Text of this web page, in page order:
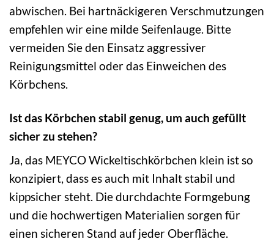
abwischen. Bei hartnäckigeren Verschmutzungen
empfehlen wir eine milde Seifenlauge. Bitte
vermeiden Sie den Einsatz aggressiver
Reinigungsmittel oder das Einweichen des
Körbchens.
Ist das Körbchen stabil genug, um auch gefüllt
sicher zu stehen?
Ja, das MEYCO Wickeltischkörbchen klein ist so
konzipiert, dass es auch mit Inhalt stabil und
kippsicher steht. Die durchdachte Formgebung
und die hochwertigen Materialien sorgen für
einen sicheren Stand auf jeder Oberfläche.